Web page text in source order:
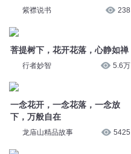
紫襟说书 238
菩提树下，花开花落，心静如禅
行者妙智 5.6万
一念花开，一念花落，一念放
下，万般自在
龙庙山精品故事 5425